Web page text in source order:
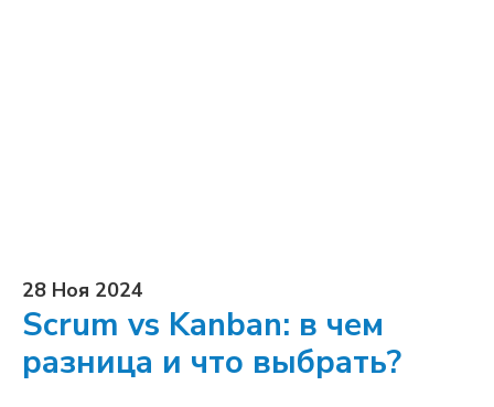
28 Ноя 2024
Scrum vs Kanban: в чем
разница и что выбрать?